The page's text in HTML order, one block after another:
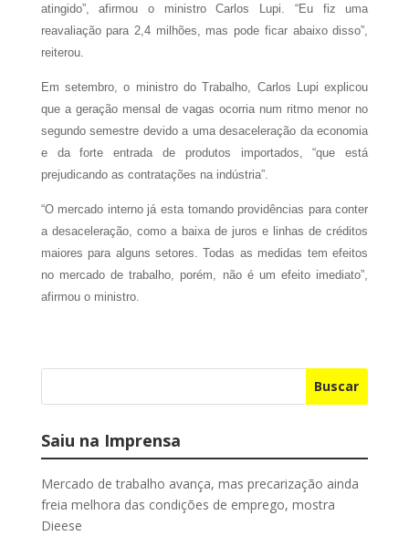
atingido”, afirmou o ministro Carlos Lupi. “Eu fiz uma
reavaliação para 2,4 milhões, mas pode ficar abaixo disso”,
reiterou.
Em setembro, o ministro do Trabalho, Carlos Lupi explicou
que a geração mensal de vagas ocorria num ritmo menor no
segundo semestre devido a uma desaceleração da economia
e da forte entrada de produtos importados, “que está
prejudicando as contratações na indústria”.
“O mercado interno já esta tomando providências para conter
a desaceleração, como a baixa de juros e linhas de créditos
maiores para alguns setores. Todas as medidas tem efeitos
no mercado de trabalho, porém, não é um efeito imediato”,
afirmou o ministro.
Buscar
Saiu na Imprensa
Mercado de trabalho avança, mas precarização ainda
freia melhora das condições de emprego, mostra
Dieese